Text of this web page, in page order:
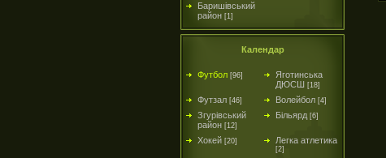
Баришівський
район [1]
Календар
Футбол [96]
Яготинська
ДЮСШ [18]
Футзал [46] Волейбол [4]
Згурівський
район [12]
Більярд [6]
Хокей [20] Легка атлетика
[2]